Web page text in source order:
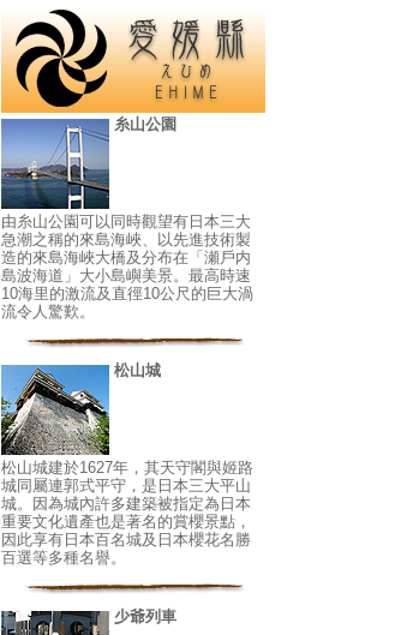
糸山公園
由糸山公園可以同時觀望有日本三大
急潮之稱的來島海峽、以先進技術製
造的來島海峽大橋及分布在「瀬戶内
島波海道」大小島嶼美景。最高時速
10海里的激流及直徑10公尺的巨大渦
流令人驚歎。
松山城
松山城建於1627年，其天守閣與姬路
城同屬連郭式平守，是日本三大平山
城。因為城內許多建築被指定為日本
重要文化遺產也是著名的賞櫻景點，
因此享有日本百名城及日本櫻花名勝
百選等多種名譽。
少爺列車